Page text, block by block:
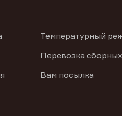
Температурный
Перевозка
Вам посылка